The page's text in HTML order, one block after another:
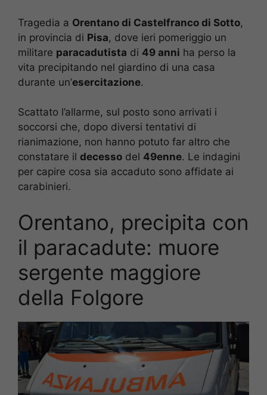
Tragedia a Orentano di Castelfranco di Sotto,
in provincia di Pisa, dove ieri pomeriggio un
militare paracadutista di 49 anni ha perso la
vita precipitando nel giardino di una casa
durante un’esercitazione.
Scattato l’allarme, sul posto sono arrivati i
soccorsi che, dopo diversi tentativi di
rianimazione, non hanno potuto far altro che
constatare il decesso del 49enne. Le indagini
per capire cosa sia accaduto sono affidate ai
carabinieri.
Orentano, precipita con
il paracadute: muore
sergente maggiore
della Folgore